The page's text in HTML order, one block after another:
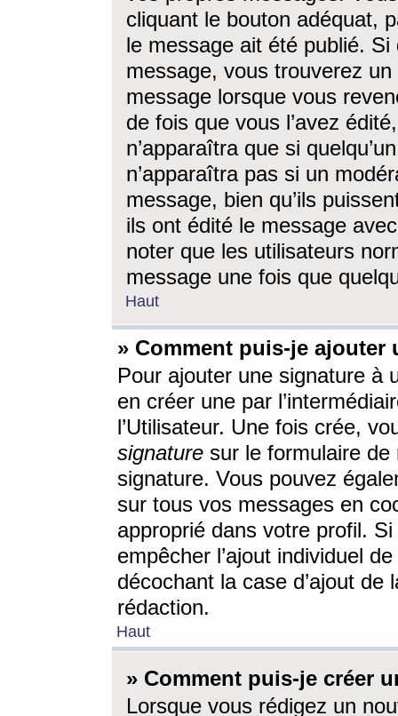
cliquant le bouton adéquat,
le message ait été publié. Si
message, vous trouverez
message lorsque vous
de fois que vous l’avez
n’apparaîtra que si
n’apparaîtra pas si un
message, bien qu’ils
ils ont édité le message
noter que les utilisateurs
message une fois que
Haut
» Comment puis-je ajouter
Pour ajouter une signature à
en créer une par
l’Utilisateur. Une fois crée,
signature sur le formulaire de
signature. Vous pouvez
sur tous vos messages en
approprié dans votre profil.
empêcher l’ajout individuel
décochant la case d’ajout
rédaction.
Haut
» Comment puis-je créer
Lorsque vous rédigez un